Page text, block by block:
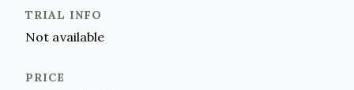
Not available